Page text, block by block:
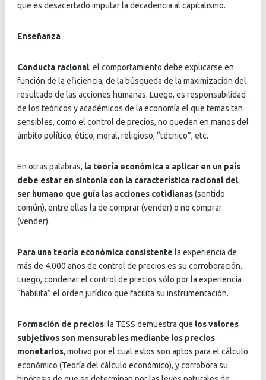
que es desacertado imputar la decadencia al capitalismo.
Enseñanza
Conducta racional: el comportamiento debe explicarse en
función de la eficiencia, de la búsqueda de la maximización del
resultado de las acciones humanas. Luego, es responsabilidad
de los teóricos y académicos de la economía el que temas tan
sensibles, como el control de precios, no queden en manos del
ámbito político, ético, moral, religioso, “técnico”, etc.
En otras palabras, la teoría económica a aplicar en un país
debe estar en sintonía con la característica racional del
ser humano que guía las acciones cotidianas(sentido
común), entre ellas la de comprar (vender) o no comprar
(vender).
Para una teoría económica consistente la experiencia de
más de 4.000 años de control de precios es su corroboración.
Luego, condenar el control de precios sólo por la experiencia
“habilita” el orden jurídico que facilita su instrumentación.
Formación de precios: la TESS demuestra que los valores
subjetivos son mensurables mediante los precios
monetarios, motivo por el cual estos son aptos para el cálculo
económico (Teoría del cálculo económico), y corrobora su